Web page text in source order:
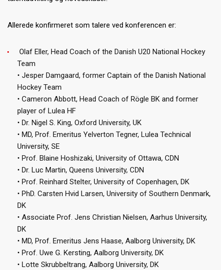
Allerede konfirmeret som talere ved konferencen er:
Olaf Eller, Head Coach of the Danish U20 National Hockey
Team
• Jesper Damgaard, former Captain of the Danish National
Hockey Team
• Cameron Abbott, Head Coach of Rögle BK and former
player of Lulea HF
• Dr. Nigel S. King, Oxford University, UK
• MD, Prof. Emeritus Yelverton Tegner, Lulea Technical
University, SE
• Prof. Blaine Hoshizaki, University of Ottawa, CDN
• Dr. Luc Martin, Queens University, CDN
• Prof. Reinhard Stelter, University of Copenhagen, DK
• PhD. Carsten Hvid Larsen, University of Southern Denmark,
DK
• Associate Prof. Jens Christian Nielsen, Aarhus University,
DK
• MD, Prof. Emeritus Jens Haase, Aalborg University, DK
• Prof. Uwe G. Kersting, Aalborg University, DK
• Lotte Skrubbeltrang, Aalborg University, DK